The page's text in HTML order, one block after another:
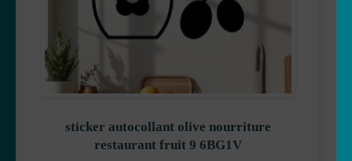
sticker autocollant olive nourriture
restaurant fruit 9 6BG1V